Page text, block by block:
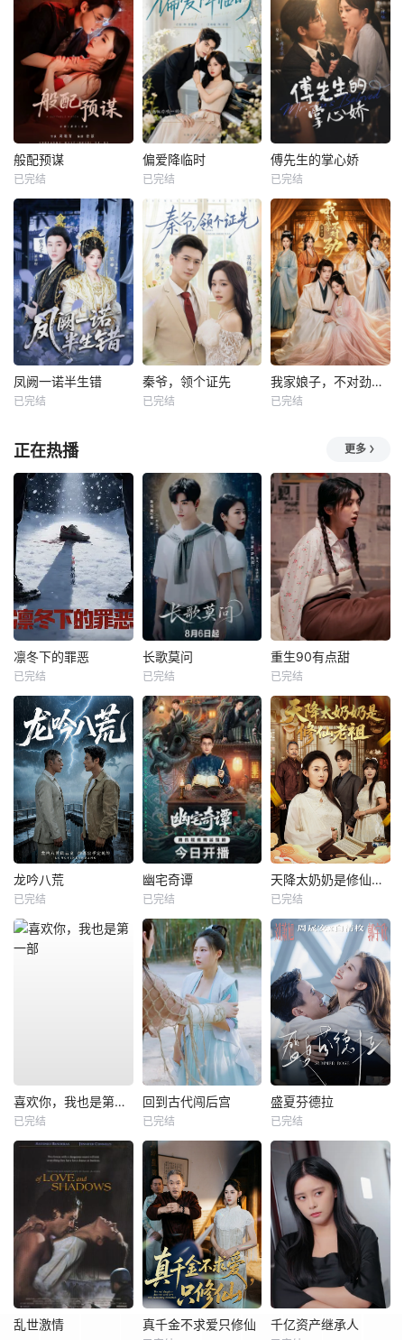
般配预谋
已完结
偏爱降临时
已完结
傅先生的掌心娇
已完结
凤阙一诺半生错
已完结
秦爷，领个证先
已完结
我家娘子，不对劲第四季
已完结
正在热播 更多
凛冬下的罪恶
已完结
长歌莫问
已完结
重生90有点甜
已完结
龙吟八荒
已完结
幽宅奇谭
已完结
天降太奶奶是修仙老祖
已完结
喜欢你，我也是第一部
已完结
回到古代闯后宫
已完结
盛夏芬德拉
已完结
乱世激情 真千金不求爱只修仙 千亿资产继承人